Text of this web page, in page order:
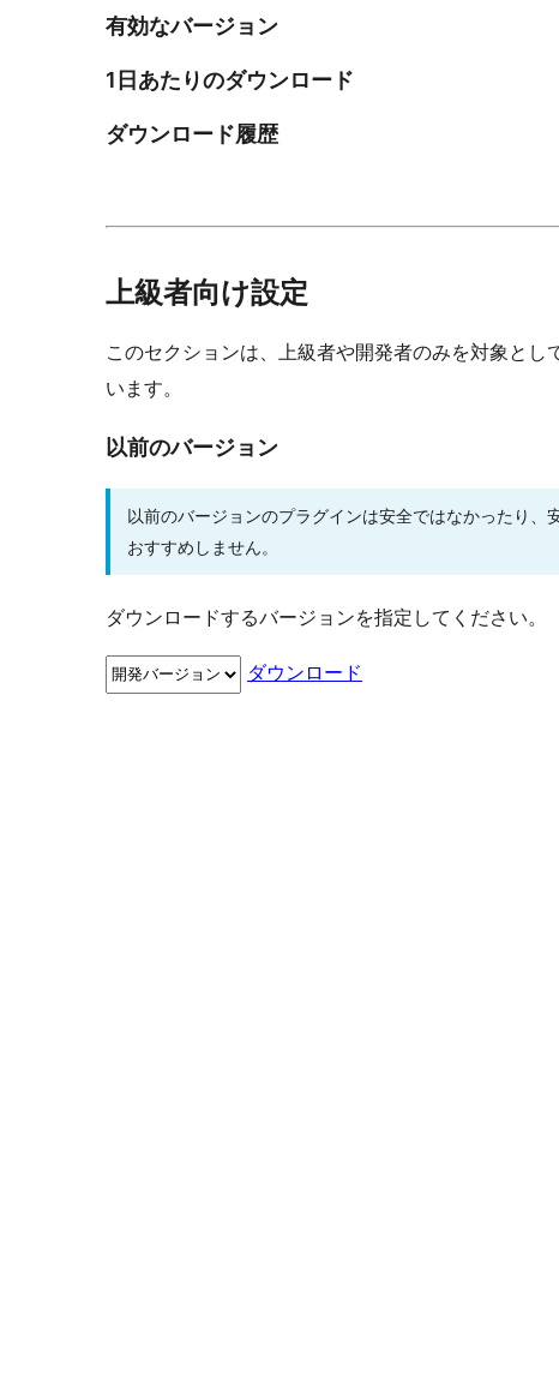
有効なバージョン
1日あたりのダウンロード
ダウンロード履歴
上級者向け設定
このセクションは、上級者や開発者のみを対象と
います。
以前のバージョン
以前のバージョンのプラグインは安全ではなかったり
おすすめしません。
ダウンロードするバージョンを指定してください。
ダウンロード